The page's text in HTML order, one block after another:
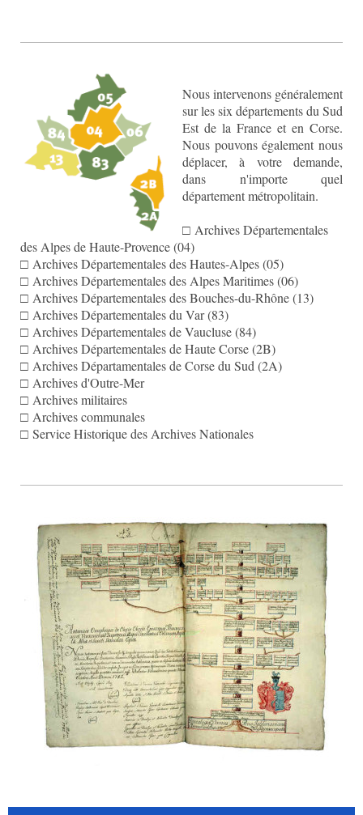
Nous intervenons généralement
sur les six départements du Sud
Est de la France et en Corse.
Nous pouvons également nous
déplacer, à votre demande,
dans n'importe quel
département métropolitain.
□ Archives Départementales
des Alpes de Haute-Provence (04)
□ Archives Départementales des Hautes-Alpes (05)
□ Archives Départementales des Alpes Maritimes (06)
□ Archives Départementales des Bouches-du-Rhône (13)
□ Archives Départementales du Var (83)
□ Archives Départementales de Vaucluse (84)
□ Archives Départementales de Haute Corse (2B)
□ Archives Départamentales de Corse du Sud (2A)
□ Archives d'Outre-Mer
□ Archives militaires
□ Archives communales
□ Service Historique des Archives Nationales